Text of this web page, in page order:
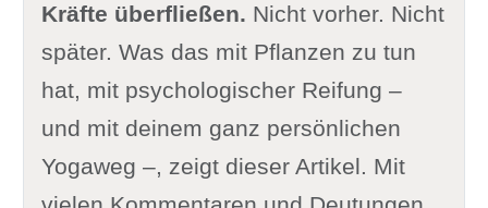
Kräfte überfließen. Nicht vorher. Nicht
später. Was das mit Pflanzen zu tun
hat, mit psychologischer Reifung –
und mit deinem ganz persönlichen
Yogaweg –, zeigt dieser Artikel. Mit